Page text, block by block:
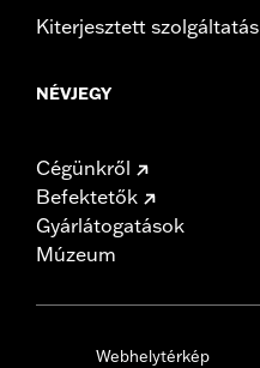
Kiterjesztett szolgáltatás
NÉVJEGY
Cégünkről
Befektetők
Gyárlátogatások
Múzeum
Webhelytérkép